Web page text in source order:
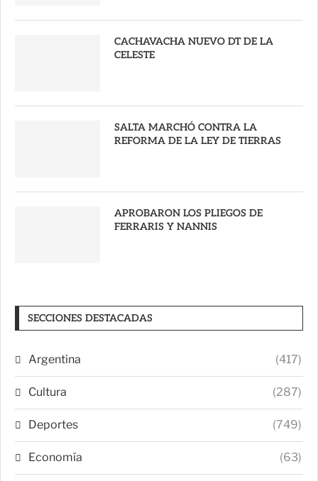
CACHAVACHA NUEVO DT DE LA
CELESTE
SALTA MARCHÓ CONTRA LA
REFORMA DE LA LEY DE TIERRAS
APROBARON LOS PLIEGOS DE
FERRARIS Y NANNIS
SECCIONES DESTACADAS
Argentina (417)
Cultura (287)
Deportes (749)
Economía (63)